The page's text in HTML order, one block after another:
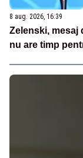
8 aug. 2026, 16:39
Zelenski, mesaj
nu are timp